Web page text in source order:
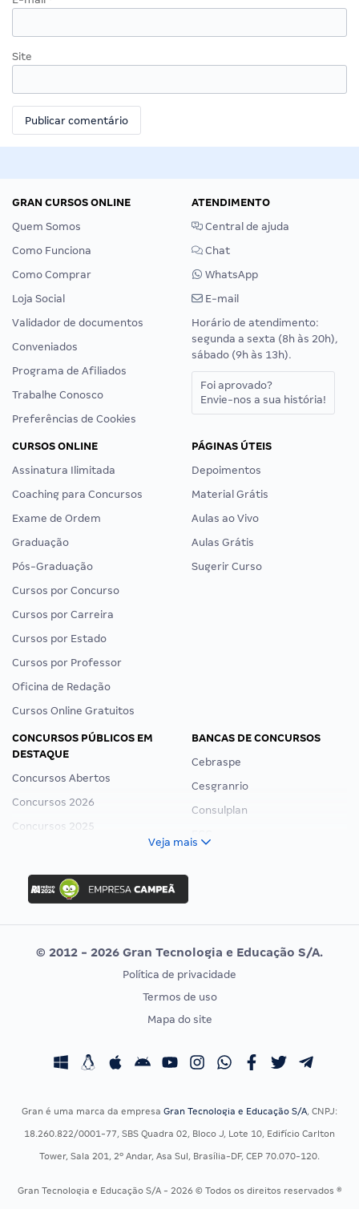
Site
GRAN CURSOS ONLINE
Quem Somos
Como Funciona
Como Comprar
Loja Social
Validador de documentos
Conveniados
Programa de Afiliados
Trabalhe Conosco
Preferências de Cookies
ATENDIMENTO
Central de ajuda
Chat
WhatsApp
E-mail
Horário de atendimento:
segunda a sexta (8h às 20h),
sábado (9h às 13h).
Foi aprovado?
Envie-nos a sua história!
CURSOS ONLINE
Assinatura Ilimitada
Coaching para Concursos
Exame de Ordem
Graduação
Pós-Graduação
Cursos por Concurso
Cursos por Carreira
Cursos por Estado
Cursos por Professor
Oficina de Redação
Cursos Online Gratuitos
PÁGINAS ÚTEIS
Depoimentos
Material Grátis
Aulas ao Vivo
Aulas Grátis
Sugerir Curso
CONCURSOS PÚBLICOS EM
DESTAQUE
Concursos Abertos
Concursos 2026
Concursos 2025
Concurso Ibama
Concurso MPU
Editais publicados
BANCAS DE CONCURSOS
Cebraspe
Cesgranrio
Consulplan
Vunesp
CONCURSOS POR PROFISSÃO
Concursos Fiscais
Concursos Saúde
Residência Multiprofissional
EXAME DE ORDEM
Calendário OAB
Veja mais
© 2012 - 2026 Gran Tecnologia e Educação S/A.
Política de privacidade
Termos de uso
Mapa do site
Gran é uma marca da empresa Gran Tecnologia e Educação S/A, CNPJ:
18.260.822/0001-77, SBS Quadra 02, Bloco J, Lote 10, Edifício Carlton
Tower, Sala 201, 2º Andar, Asa Sul, Brasília-DF, CEP 70.070-120.
Gran Tecnologia e Educação S/A - 2026 © Todos os direitos reservados ®